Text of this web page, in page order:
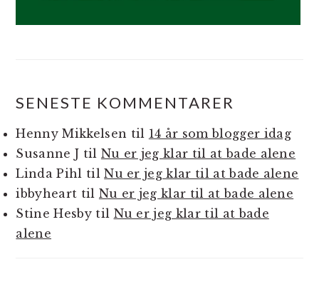
SENESTE KOMMENTARER
Henny Mikkelsen til 14 år som blogger idag
Susanne J til Nu er jeg klar til at bade alene
Linda Pihl tilNu er jeg klar til at bade alene
ibbyheart til Nu er jeg klar til at bade alene
Stine Hesbytil Nu er jeg klar til at bade
alene